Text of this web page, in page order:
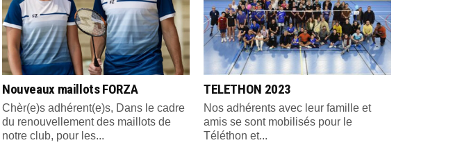
Nouveaux maillots FORZA
Chèr(e)s adhérent(e)s, Dans le cadre
du renouvellement des maillots de
notre club, pour les...
TELETHON 2023
Nos adhérents avec leur famille et
amis se sont mobilisés pour le
Téléthon et...